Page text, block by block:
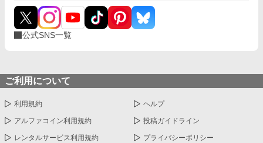
公式SNS一覧
ご利用について
利用規約 ヘルプ
アルファコイン利用規約 投稿ガイドライン
レンタルサービス利用規約 プライバシーポリシー